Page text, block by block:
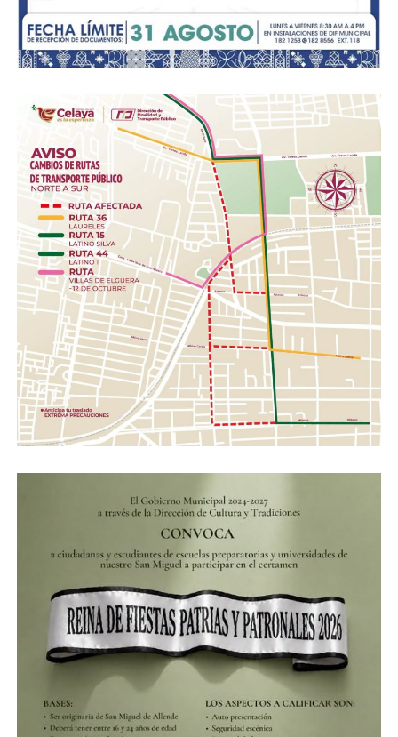
equipamiento de las vinatas artesanales, incrementando
el valor comercial del producto final con miras a la
exportación masiva.
ADVERTISEMENT
Se activarán programas de reforestación masiva de
agaves nativos para asegurar el equilibrio ecológico del
ecosistema y garantizar la materia prima de las
próximas generaciones.
Se impulsará el Turismo Cultural y Gastronómico
mediante la creación de rutas del mezcal integrales,
catas guiadas y ferias especializadas en el noreste del
estado.
A través de la Dirección de Desarrollo Económico, se
productores cumplan cabalmente con las normativas
federales vigentes.
El alcalde Manuel Montes detalló que la administración
local destinará recursos presupuestales específicos para
dar el seguimiento técnico a los productores. Asimismo,
hizo un reconocimiento público al respaldo de la
gobernadora Libia Dennise García Muñoz Ledo, así
como a la apertura del Secretario de Economía Federal,
Marcelo Ebrard Casaubon, y del titular del Instituto
Mexicano de la Propiedad Industrial (IMPI), Santiago
Nieto Castillo, por mantener un diálogo federalista
orientado al crecimiento regional.